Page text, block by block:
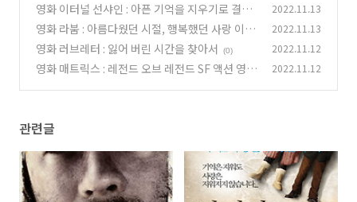
(0)
영화 이터널 선샤인 : 아픈 기억을 지우기로 결심
했다.
(0)
2022.11.13
영화 라붐 : 아름다웠던 시절, 행복했던 사랑 이야
기
(0)
2022.11.13
영화 러브레터 : 잃어 버린 시간을 찾아서 (0) 2022.11.12
영화 매트릭스 : 레전드 오브 레전드 SF 액션 영화 2022.11.12
관련글